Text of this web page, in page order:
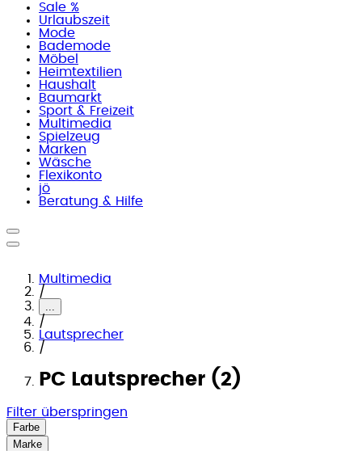
Sale %
Urlaubszeit
Mode
Bademode
Möbel
Heimtextilien
Haushalt
Baumarkt
Sport & Freizeit
Multimedia
Spielzeug
Marken
Wäsche
Flexikonto
jö
Beratung & Hilfe
Multimedia
/
...
/
Lautsprecher
/
PC Lautsprecher (2)
Filter überspringen
Farbe
Marke